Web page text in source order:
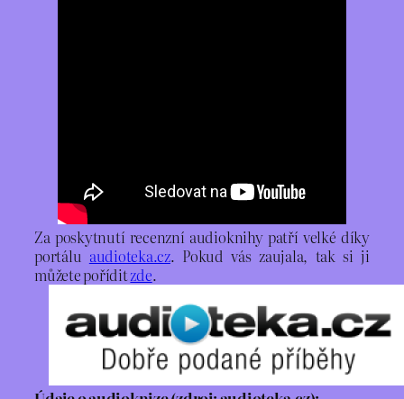
Za poskytnutí recenzní audioknihy patří velké díky
portálu audioteka.cz. Pokud vás zaujala, tak si ji
můžete poříditzde.